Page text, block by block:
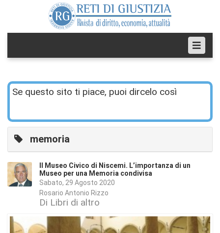
Se questo sito ti piace, puoi dircelo così
memoria
Il Museo Civico di Niscemi. L’importanza di un
Museo per una Memoria condivisa
Sabato, 29 Agosto 2020
Rosario Antonio Rizzo
Di Libri di altro